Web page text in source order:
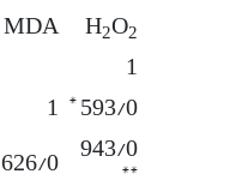
H2O2
MDA
1
593/0
*
1
943/0
**
626/0